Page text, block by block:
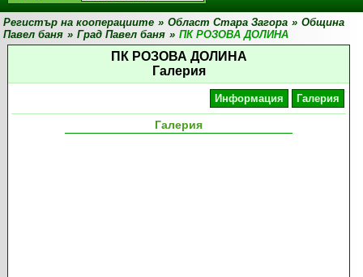
Регистър на кооперациите » Област Стара Загора » Община
Павел баня » Град Павел баня » ПК РОЗОВА ДОЛИНА
ПК РОЗОВА ДОЛИНА
Галерия
Информация Галерия
Галерия